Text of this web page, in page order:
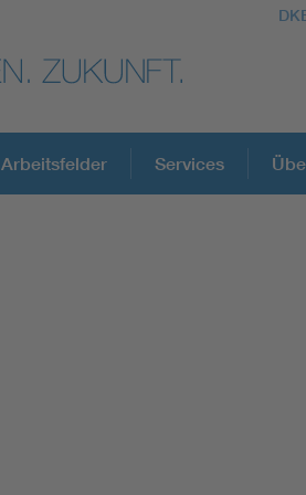
DKE Fachinformationen
Arbeitsfelder Services